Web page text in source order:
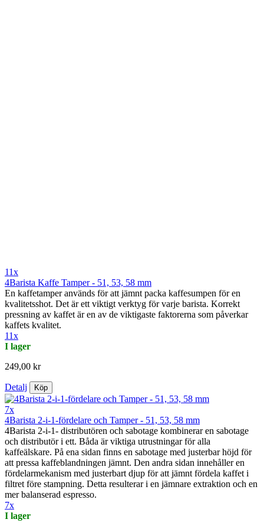
11x
4Barista Kaffe Tamper - 51, 53, 58 mm
En kaffetamper används för att jämnt packa kaffesumpen för en
kvalitetsshot. Det är ett viktigt verktyg för varje barista. Korrekt
pressning av kaffet är en av de viktigaste faktorerna som påverkar
kaffets kvalitet.
11x
I lager
249,00 kr
Detalj Köp
7x
4Barista 2-i-1-fördelare och Tamper - 51, 53, 58 mm
4Barista 2-i-1- distributören och sabotage kombinerar en sabotage
och distributör i ett. Båda är viktiga utrustningar för alla
kaffeälskare. På ena sidan finns en sabotage med justerbar höjd för
att pressa kaffeblandningen jämnt. Den andra sidan innehåller en
fördelarmekanism med justerbart djup för att jämnt fördela kaffet i
filtret före stampning. Detta resulterar i en jämnare extraktion och en
mer balanserad espresso.
7x
I lager